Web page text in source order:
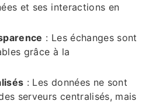
et ses interactions en
: Les échanges sont
grâce à la
: Les données ne sont
serveurs centralisés, mais